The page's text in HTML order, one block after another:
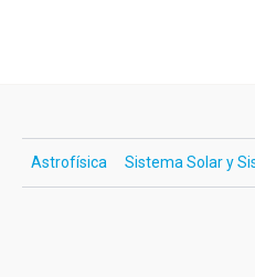
Astrofísica Sistema Solar y